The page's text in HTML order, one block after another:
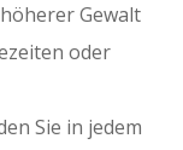
Gewalt
oder
Sie in jedem